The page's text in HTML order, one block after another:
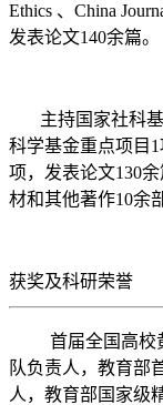
Ethics 、China
发表论文140余篇。
主持国家社科基
科学基金重点项目
项，发表论文130
材和其他著作10余
获奖及科研荣誉
首届全国高校
队负责人，教育部
人，教育部国家级